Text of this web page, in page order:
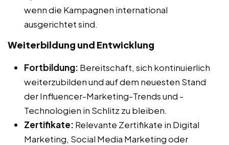
wenn die Kampagnen international
ausgerichtet sind.
Weiterbildung und Entwicklung
Fortbildung: Bereitschaft, sich kontinuierlich
weiterzubilden und auf dem neuesten Stand
der Influencer-Marketing-Trends und -
Technologien in Schlitz zu bleiben.
Zertifikate: Relevante Zertifikate in Digital
Marketing, Social Media Marketing oder